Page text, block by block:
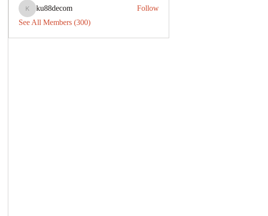
ku88decom
ku88decom
Follow
See All Members (300)